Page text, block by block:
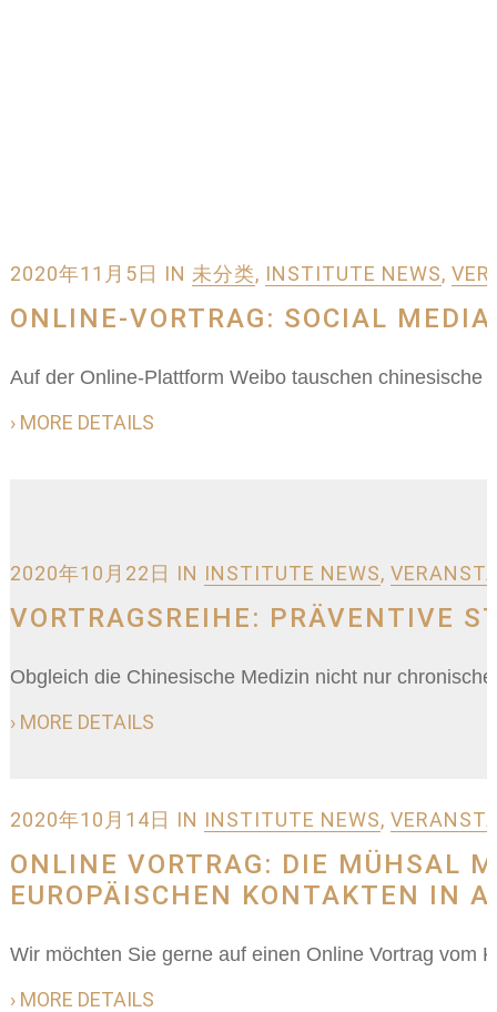
2020年11月5日 IN 未分类, INSTITUTE NEWS,
ONLINE-VORTRAG: SOCIAL
Auf der Online-Plattform Weibo tauschen chinesische
› MORE DETAILS
2020年10月22日 IN INSTITUTE NEWS,
VORTRAGSREIHE: PRÄVENTIVE
Obgleich die Chinesische Medizin nicht nur
› MORE DETAILS
2020年10月14日 IN INSTITUTE NEWS,
ONLINE VORTRAG: DIE MÜHSAL
EUROPÄISCHEN KONTAKTEN IN
Wir möchten Sie gerne auf einen Online Vortrag vom
› MORE DETAILS